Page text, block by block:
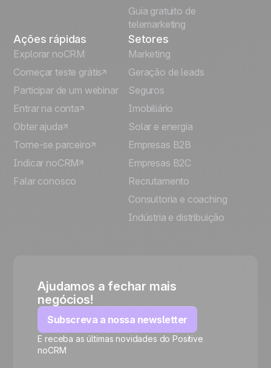
Guia gratuito de
telemarketing
Ações rápidas
Explorar noCRM
Começar teste grátis
Participar de um webinar
Entrar na conta
Obter ajuda
Torne-se parceiro
Indicar noCRM
Falar conosco
Setores
Marketing
Geração de leads
Seguros
Imobiliário
Solar e energia
Empresas B2B
Empresas B2C
Recrutamento
Consultoria e coaching
Indústria e distribuição
Ajudamos a fechar mais
negócios!
Subscreva a nossa newsletter
E receba as últimas novidades do Positive
noCRM